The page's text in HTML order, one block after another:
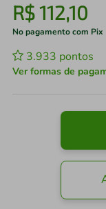
R$112,10
No pagamento com Pix
3.933 pontos
Ver formas de